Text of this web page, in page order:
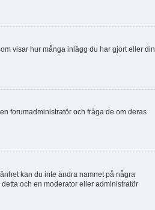
visar hur många inlägg du har gjort eller din
forumadministratör och fråga de om deras
kan du inte ändra namnet på några
och en moderator eller administratör